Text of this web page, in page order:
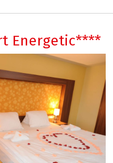
Energetic****